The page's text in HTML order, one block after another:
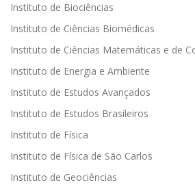
Instituto de Biociências
Instituto de Ciências Biomédicas
Instituto de Ciências Matemáticas e de
Instituto de Energia e Ambiente
Instituto de Estudos Avançados
Instituto de Estudos Brasileiros
Instituto de Física
Instituto de Física de São Carlos
Instituto de Geociências